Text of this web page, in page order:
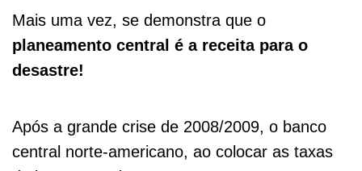
Mais uma vez, se demonstra que o
planeamento central é a receita para o
desastre!
Após a grande crise de 2008/2009, o banco
central norte-americano, ao colocar as taxas